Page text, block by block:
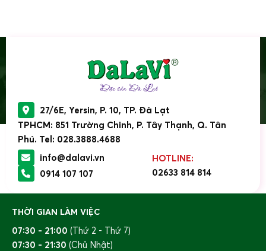
27/6E, Yersin, P. 10, TP. Đà Lạt
TPHCM: 851 Trường Chinh, P. Tây Thạnh, Q. Tân
Phú. Tel: 028.3888.4688
info@dalavi.vn
0914 107 107
HOTLINE:
02633 814 814
THỜI GIAN LÀM VIỆC
07:30 - 21:00 (Thứ 2 - Thứ 7)
07:30 - 21:30 (Chủ Nhật)